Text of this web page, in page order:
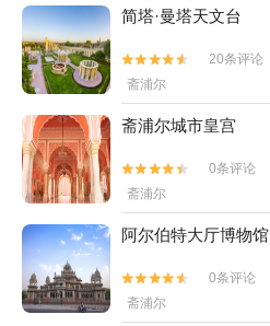
简塔·曼塔天文台


20条评论
斋浦尔
斋浦尔城市皇宫


0条评论
斋浦尔
阿尔伯特大厅博物馆


0条评论
斋浦尔